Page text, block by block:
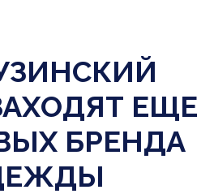
ЕЩЕ
БРЕНДА